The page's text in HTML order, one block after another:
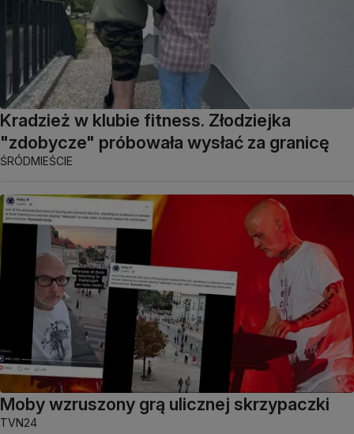
Kradzież w klubie fitness. Złodziejka
"zdobycze" próbowała wysłać za granicę
ŚRÓDMIEŚCIE
Moby wzruszony grą ulicznej skrzypaczki
TVN24